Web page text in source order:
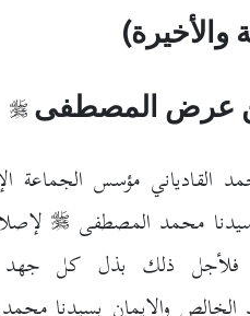
والأخيرة)
عن عرض المصطفى
القادياني مؤسس الجماعة
محمد المصطفى
فلأجل ذلك بذل كل